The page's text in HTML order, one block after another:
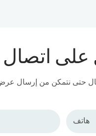
اتصال
هاتف